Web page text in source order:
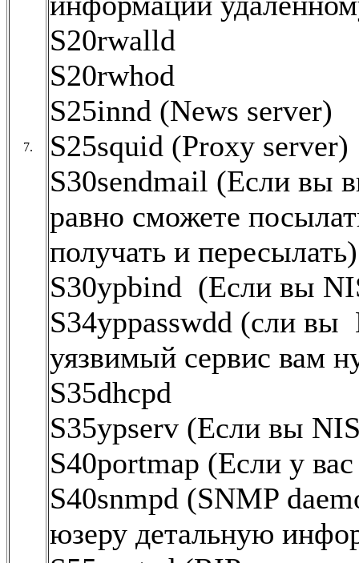
7.
S20rwalld
S20rwhod
S25innd (News server)
S25squid (Proxy server)
S30sendmail (Если вы
равно сможете
получать и
S30ypbind (Если вы
S34yppasswdd (сли вы
уязвимый сервис вам
S35dhcpd
S35ypserv (Если вы
S40portmap (Если у
S40snmpd (SNMP
юзеру детальную